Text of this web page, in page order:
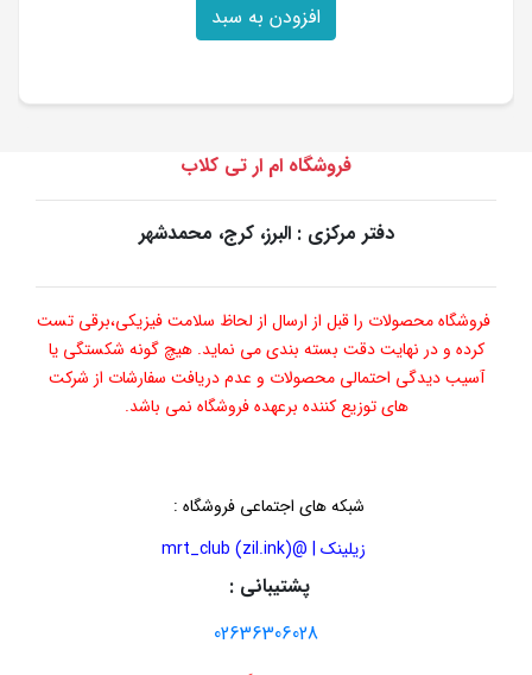
افزودن به سبد
فروشگاه ام ار تی کلاب
دفتر مرکزی : البرز، کرج، محمدشهر
فروشگاه محصولات را قبل از ارسال از لحاظ سلامت فیزیکی،برقی تست
کرده و در نهایت دقت بسته بندی می نماید. هیچ گونه شکستگی یا
آسیب دیدگی احتمالی محصولات و عدم دریافت سفارشات از شرکت
های توزیع کننده برعهده فروشگاه نمی باشد.
شبکه های اجتماعی فروشگاه :
زیلینک | @mrt_club (zil.ink)
پشتیبانی :
02636306028